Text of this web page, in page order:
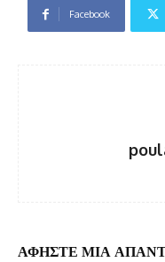
Facebook
ΑΦΗΣΤΕ ΜΙΑ